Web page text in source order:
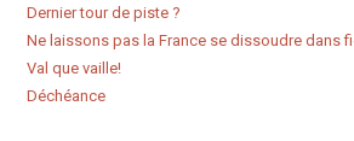
Dernier tour de piste ?
Ne laissons pas la France se dissoudre dans
Val que vaille!
Déchéance